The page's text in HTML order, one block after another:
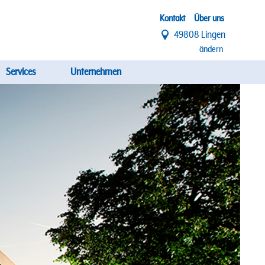
Top
Menü
Kontakt Über uns
49808 Lingen
ändern
Services Unternehmen